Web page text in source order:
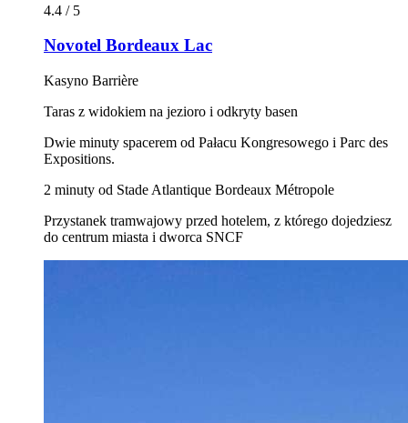
4.4 / 5
Novotel Bordeaux Lac
Kasyno Barrière
Taras z widokiem na jezioro i odkryty basen
Dwie minuty spacerem od Pałacu Kongresowego i Parc des
Expositions.
2 minuty od Stade Atlantique Bordeaux Métropole
Przystanek tramwajowy przed hotelem, z którego dojedziesz
do centrum miasta i dworca SNCF